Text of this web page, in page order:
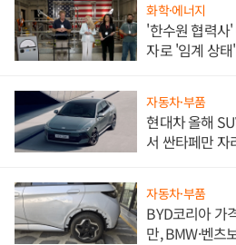
화학·에너지
'한수원 협력사
자로 '임계 상
자동차·부품
현대차 올해
서 싼타페만 자
자동차·부품
BYD코리아 가
만, BMW·벤츠